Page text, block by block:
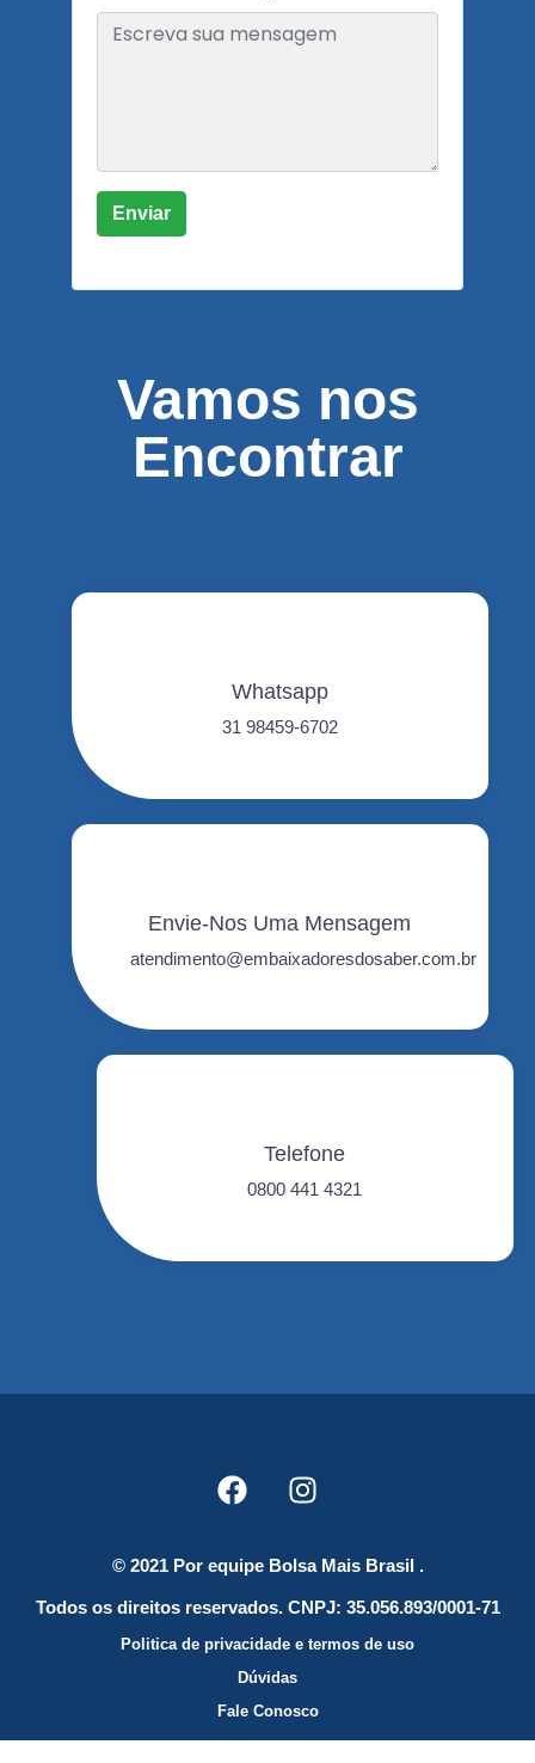
Enviar
Vamos nos
Encontrar
Whatsapp
31 98459-6702
Envie-Nos Uma Mensagem
atendimento@embaixadoresdosaber.com.br
Telefone
0800 441 4321
© 2021 Por equipe Bolsa Mais Brasil .
Todos os direitos reservados. CNPJ: 35.056.893/0001-71
Politica de privacidade e termos de uso
Dúvidas
Fale Conosco